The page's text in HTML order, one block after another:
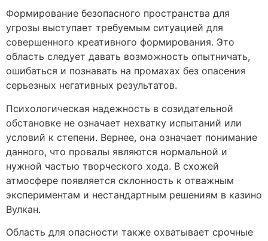
Формирование безопасного пространства для
угрозы выступает требуемым ситуацией для
совершенного креативного формирования. Это
область следует давать возможность опытничать,
ошибаться и познавать на промахах без опасения
серьезных негативных результатов.
Психологическая надежность в созидательной
обстановке не означает нехватку испытаний или
условий к степени. Вернее, она означает понимание
данного, что провалы являются нормальной и
нужной частью творческого хода. В схожей
атмосфере появляется склонность к отважным
экспериментам и нестандартным решениям в казино
Вулкан.
Область для опасности также охватывает срочные